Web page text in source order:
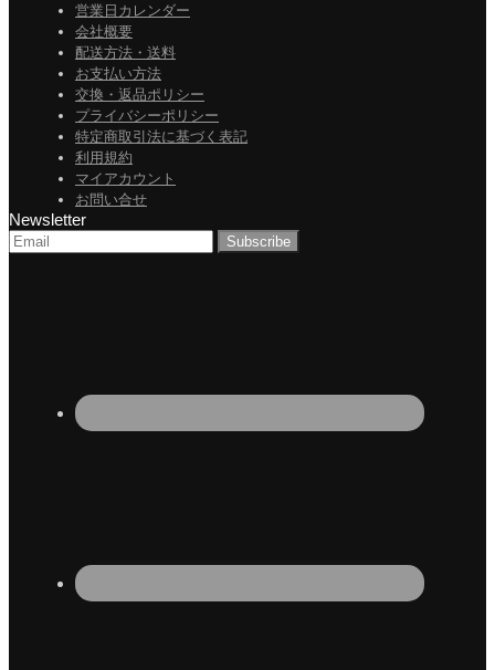
営業日カレンダー
会社概要
配送方法・送料
お支払い方法
交換・返品ポリシー
プライバシーポリシー
特定商取引法に基づく表記
利用規約
マイアカウント
お問い合せ
Newsletter